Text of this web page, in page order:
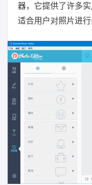
器，它提供了许多
适合用户对照片进行